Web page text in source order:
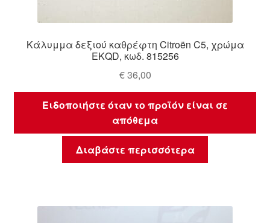
Κάλυμμα δεξιού καθρέφτη Citroën C5, χρώμα
EKQD, κωδ. 815256
€36,00
Ειδοποιήστε όταν το προϊόν είναι σε
απόθεμα
Διαβάστε περισσότερα